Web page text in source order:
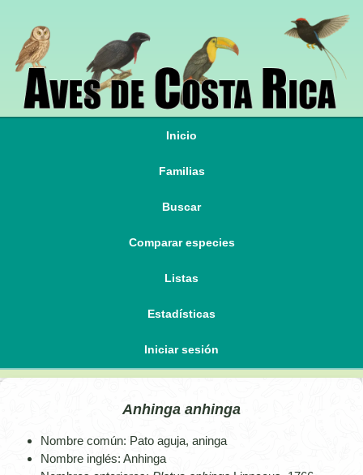
Inicio
Familias
Buscar
Comparar especies
Listas
Estadísticas
Iniciar sesión
Anhinga anhinga
Nombre común: Pato aguja, aninga
Nombre inglés: Anhinga